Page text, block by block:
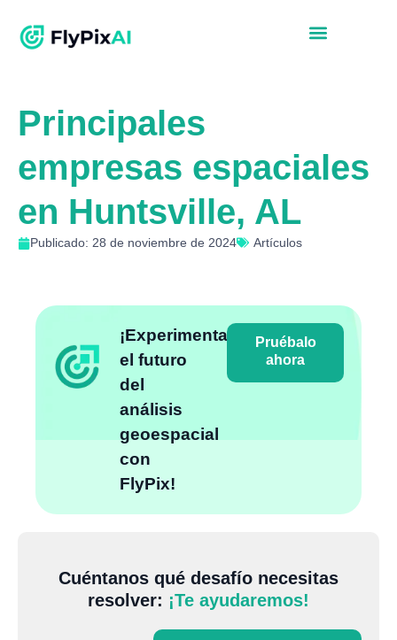
Principales
empresas espaciales
en Huntsville, AL
Publicado: 28 de noviembre de 2024 Artículos
¡Experimenta
el futuro
del
análisis
geoespacial
con
FlyPix!
Pruébalo
ahora
Cuéntanos qué desafío necesitas
resolver: ¡Te ayudaremos!